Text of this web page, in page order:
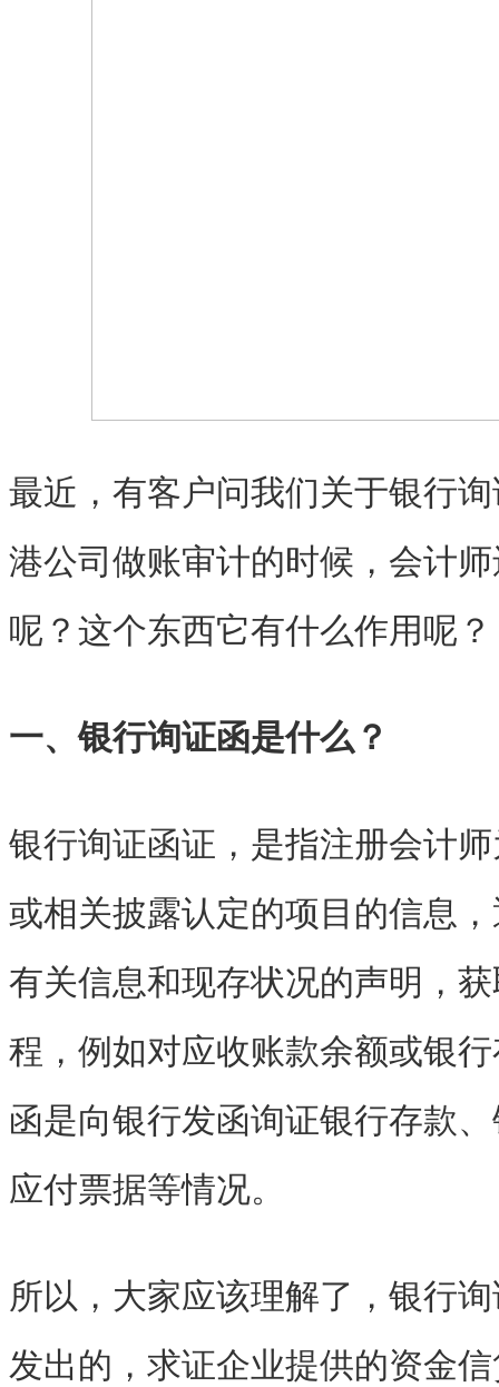
最近，有客户问我们关于银行
港公司做账审计的时候，会计
呢？这个东西它有什么作用呢？
一、银行询证函是什么？
银行询证函证，是指注册会计
或相关披露认定的项目的信息
有关信息和现存状况的声明，
程，例如对应收账款余额或银
函是向银行发函询证银行存款
应付票据等情况。
所以，大家应该理解了，银行
发出的，求证企业提供的资金